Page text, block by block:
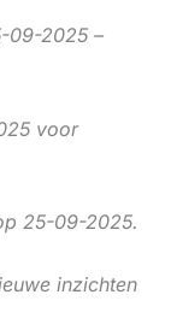
09-2025 –
voor
25-09-2025.
inzichten